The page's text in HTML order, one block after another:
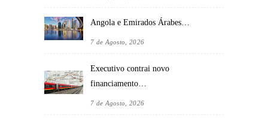
Angola e Emirados Árabes…
7 de Agosto, 2026
Executivo contrai novo
financiamento…
7 de Agosto, 2026